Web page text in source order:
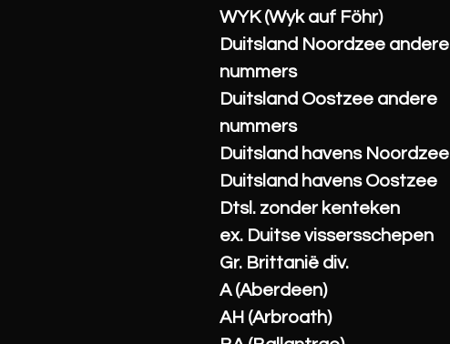
WYK (Wyk auf Föhr)
Duitsland Noordzee andere
nummers
Duitsland Oostzee andere
nummers
Duitsland havens Noordzee
Duitsland havens Oostzee
Dtsl. zonder kenteken
ex. Duitse vissersschepen
Gr. Brittanië div.
A (Aberdeen)
AH (Arbroath)